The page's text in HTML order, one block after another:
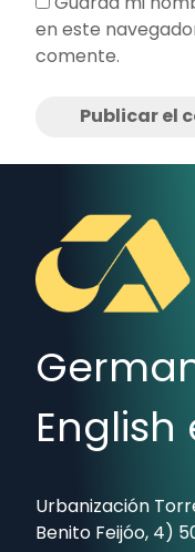
en este
comente.
English
Urbanización
Benito Feijóo, 4)